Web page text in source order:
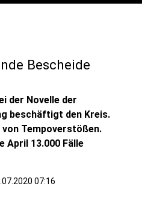
Bescheide
der Novelle der
beschäftigt den Kreis.
von Tempoverstößen.
April 13.000 Fälle
07:16